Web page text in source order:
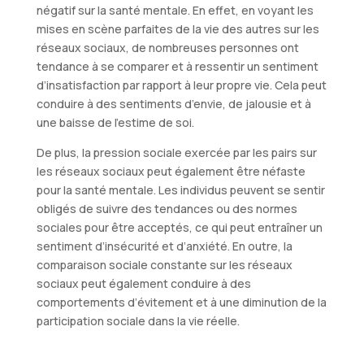
négatif sur la santé mentale. En effet, en voyant les
mises en scène parfaites de la vie des autres sur les
réseaux sociaux, de nombreuses personnes ont
tendance à se comparer et à ressentir un sentiment
d’insatisfaction par rapport à leur propre vie. Cela peut
conduire à des sentiments d’envie, de jalousie et à
une baisse de l’estime de soi.
De plus, la pression sociale exercée par les pairs sur
les réseaux sociaux peut également être néfaste
pour la santé mentale. Les individus peuvent se sentir
obligés de suivre des tendances ou des normes
sociales pour être acceptés, ce qui peut entraîner un
sentiment d’insécurité et d’anxiété. En outre, la
comparaison sociale constante sur les réseaux
sociaux peut également conduire à des
comportements d’évitement et à une diminution de la
participation sociale dans la vie réelle.